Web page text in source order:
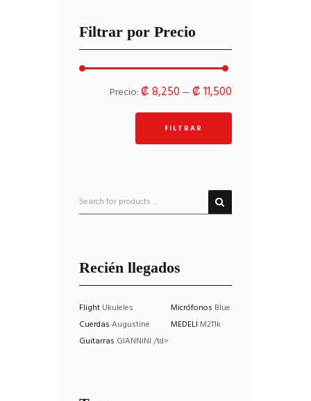
Filtrar por Precio
mínimo
máximo
FILTRAR
Precio:₡ 8,250—₡ 11,500
Recién llegados
Flight Ukuleles Micrófonos Blue
Cuerdas Augustine MEDELI M211k
Guitarras GIANNINI /td>